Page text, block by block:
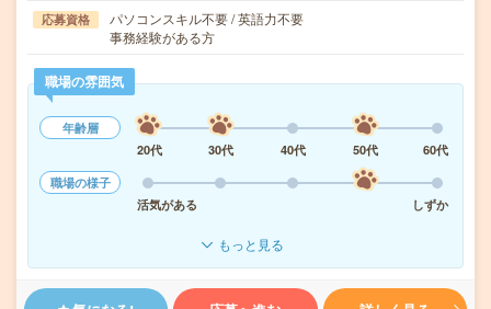
応募資格
パソコンスキル不要 / 英語力不要
事務経験がある方
職場の雰囲気
年齢層
20代
30代 40代 50代
60代
職場の様子
活気がある
しずか
もっと見る